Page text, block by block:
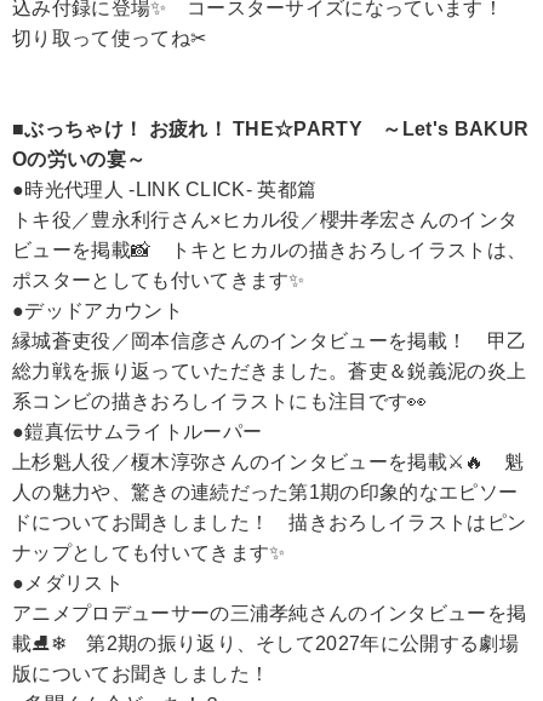
込み付録に登場✨ コースターサイズになっています！
切り取って使ってね✂
■ぶっちゃけ！ お疲れ！ THE☆PARTY ～Let's BAKUR
Oの労いの宴～
●時光代理人 -LINK CLICK- 英都篇
トキ役／豊永利行さん×ヒカル役／櫻井孝宏さんのインタ
ビューを掲載📸 トキとヒカルの描きおろしイラストは、
ポスターとしても付いてきます✨
●デッドアカウント
縁城蒼吏役／岡本信彦さんのインタビューを掲載！ 甲乙
総力戦を振り返っていただきました。蒼吏＆鋭義泥の炎上
系コンビの描きおろしイラストにも注目です👀
●鎧真伝サムライトルーパー
上杉魁人役／榎木淳弥さんのインタビューを掲載⚔️🔥 魁
人の魅力や、驚きの連続だった第1期の印象的なエピソー
ドについてお聞きしました！ 描きおろしイラストはピン
ナップとしても付いてきます✨
●メダリスト
アニメプロデューサーの三浦孝純さんのインタビューを掲
載⛸❄ 第2期の振り返り、そして2027年に公開する劇場
版についてお聞きしました！